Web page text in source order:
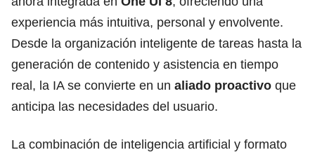
experiencia más intuitiva, personal y envolvente.
Desde la organización inteligente de tareas hasta la
generación de contenido y asistencia en tiempo
real, la IA se convierte en un aliado proactivo que
anticipa las necesidades del usuario.
La combinación de inteligencia artificial y formato